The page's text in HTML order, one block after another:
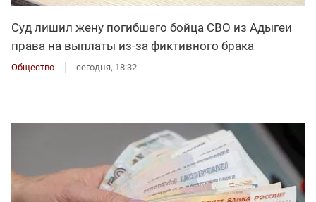
Суд лишил жену погибшего бойца СВО из Адыгеи
права на выплаты из-за фиктивного брака
Общество сегодня, 18:32